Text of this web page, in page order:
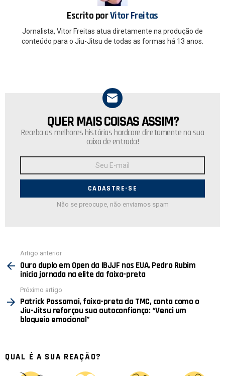
Escrito porVitor Freitas
Jornalista, Vitor Freitas atua diretamente na produção de
conteúdo para o Jiu-Jitsu de todas as formas há 13 anos.
NEWSLETTER
QUER MAIS COISAS ASSIM?
Receba as melhores histórias hardcore diretamente na sua
caixa de entrada!
E-
Não se preocupe, não enviamos spam
mais
Artigo anterior
Ouro duplo em Open da IBJJF nos EUA, Pedro Rubim
inicia jornada na elite da faixa-preta
Próximo artigo
Patrick Possamai, faixa-preta da TMC, conta como o
Jiu-Jitsu reforçou sua autoconfiança: “Venci um
bloqueio emocional”
QUAL É A SUA REAÇÃO?